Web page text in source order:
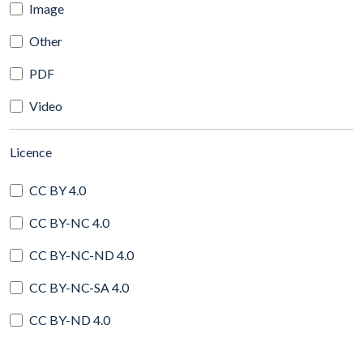
Image
Other
PDF
Video
Licence(automatic content reloading)
CC BY 4.0
CC BY-NC 4.0
CC BY-NC-ND 4.0
CC BY-NC-SA 4.0
CC BY-ND 4.0